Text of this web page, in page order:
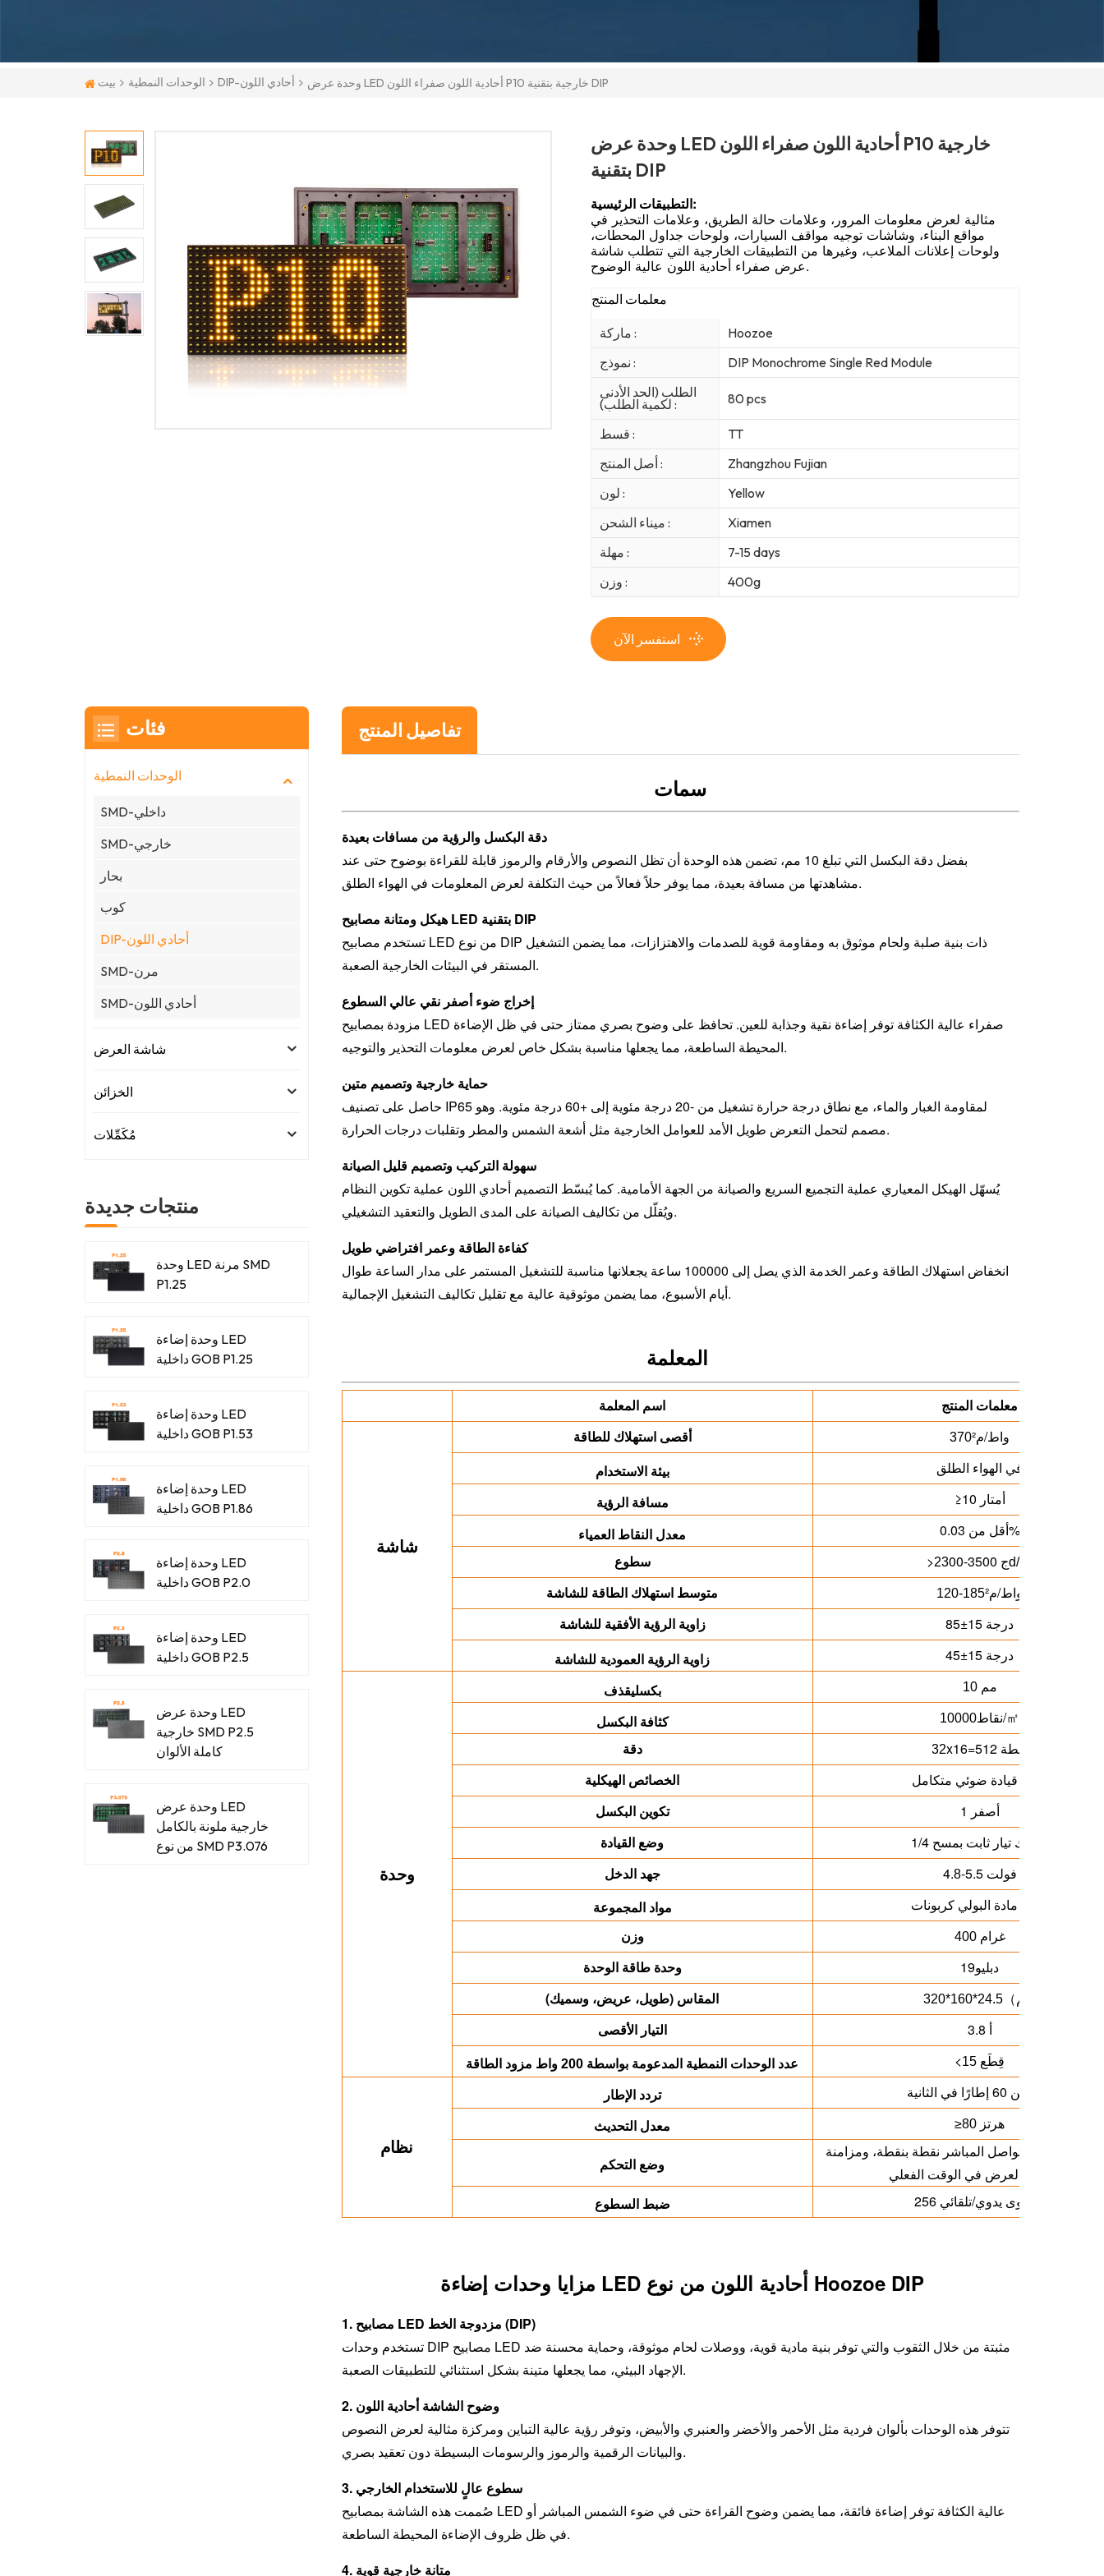
بيت الوحدات النمطية DIP-أحادي اللون وحدة عرض LED أحادية اللون صفراء اللون P10 خارجية بتقنية DIP
وحدة عرض LED أحادية اللون صفراء اللون P10 خارجية
بتقنية DIP
التطبيقات الرئيسية:
مثالية لعرض معلومات المرور، وعلامات حالة الطريق، وعلامات التحذير في
مواقع البناء، وشاشات توجيه مواقف السيارات، ولوحات جداول المحطات،
ولوحات إعلانات الملاعب، وغيرها من التطبيقات الخارجية التي تتطلب شاشة
عرض صفراء أحادية اللون عالية الوضوح.
معلمات المنتج
ماركة :
Hoozoe
نموذج :
DIP Monochrome Single Red Module
الطلب (الحد الأدنى
لكمية الطلب) : 80 pcs
قسط :
TT
أصل المنتج :
Zhangzhou Fujian
لون :
Yellow
ميناء الشحن :
Xiamen
مهلة :
7-15 days
وزن :
400g
استفسر الآن
تفاصيل المنتج
سمات
دقة البكسل والرؤية من مسافات بعيدة
بفضل دقة البكسل التي تبلغ 10 مم، تضمن هذه الوحدة أن تظل النصوص والأرقام والرموز قابلة للقراءة بوضوح حتى عند
مشاهدتها من مسافة بعيدة، مما يوفر حلاً فعالاً من حيث التكلفة لعرض المعلومات في الهواء الطلق.
هيكل ومتانة مصابيح LED بتقنية DIP
تستخدم مصابيح LED من نوع DIP ذات بنية صلبة ولحام موثوق به ومقاومة قوية للصدمات والاهتزازات، مما يضمن التشغيل
المستقر في البيئات الخارجية الصعبة.
إخراج ضوء أصفر نقي عالي السطوع
مزودة بمصابيح LED صفراء عالية الكثافة توفر إضاءة نقية وجذابة للعين. تحافظ على وضوح بصري ممتاز حتى في ظل الإضاءة
المحيطة الساطعة، مما يجعلها مناسبة بشكل خاص لعرض معلومات التحذير والتوجيه.
حماية خارجية وتصميم متين
حاصل على تصنيف IP65 لمقاومة الغبار والماء، مع نطاق درجة حرارة تشغيل من -20 درجة مئوية إلى +60 درجة مئوية. وهو
مصمم لتحمل التعرض طويل الأمد للعوامل الخارجية مثل أشعة الشمس والمطر وتقلبات درجات الحرارة.
سهولة التركيب وتصميم قليل الصيانة
يُسهّل الهيكل المعياري عملية التجميع السريع والصيانة من الجهة الأمامية. كما يُبسّط التصميم أحادي اللون عملية تكوين النظام
ويُقلّل من تكاليف الصيانة على المدى الطويل والتعقيد التشغيلي.
كفاءة الطاقة وعمر افتراضي طويل
انخفاض استهلاك الطاقة وعمر الخدمة الذي يصل إلى 100000 ساعة يجعلانها مناسبة للتشغيل المستمر على مدار الساعة طوال
أيام الأسبوع، مما يضمن موثوقية عالية مع تقليل تكاليف التشغيل الإجمالية.
المعلمة
اسم المعلمة معلمات المنتج
شاشة
أقصى استهلاك للطاقة 370 واط/م²
بيئة الاستخدام
في الهواء الطلق
مسافة الرؤية
≥10 أمتار
معدل النقاط العمياء
أقل من 0.03%
سطوع
>23 00-3500 جd/
متوسط ​​استهلاك الطاقة للشاشة 120-185 واط/م²
زاوية الرؤية الأفقية للشاشة
85±15 درجة
زاوية الرؤية العمودية للشاشة
45±15 درجة
وحدة
بكسليقذف 10 مم
كثافة البكسل 10000 نقاط/㎡
دقة 32
x16=512 نقطة
الخصائص الهيكلية
نظام قيادة ضوئي متكامل
تكوين البكسل
1 أصفر
وضع القيادة
محرك تيار ثابت بمسح 1/4
جهد الدخل
4.8
-5.5 فولت
مواد المجموعة
وزن
400 غرام
وحدة طاقة الوحدة 19دبليو
المقاس (طويل، عريض، وسميك) 320*160*24.5（
التيار الأقصى 3.8
عدد الوحدات النمطية المدعومة بواسطة 200 واط مزود الطاقة <15 قِطَع
نظام
تردد الإطار
أكثر من 60 إطارًا في الثانية
معدل التحديث
≥ 80 هرتز
وضع التحكم
الحاسوبي، والتواصل المباشر نقطة بنقطة، ومزامنة
الفيديو، والعرض في الوقت الفعلي
ضبط السطوع
256 مستوى يدوي/تلقائي
مزايا وحدات إضاءة LED أحادية اللون من نوع Hoozoe DIP
1. مصابيح LED مزدوجة الخط (DIP)
تستخدم وحدات DIP مصابيح LED مثبتة من خلال الثقوب والتي توفر بنية مادية قوية، ووصلات لحام موثوقة، وحماية محسنة ضد
الإجهاد البيئي، مما يجعلها متينة بشكل استثنائي للتطبيقات الصعبة.
2. وضوح الشاشة أحادية اللون
تتوفر هذه الوحدات بألوان فردية مثل الأحمر والأخضر والعنبري والأبيض، وتوفر رؤية عالية التباين ومركزة مثالية لعرض النصوص
والبيانات الرقمية والرموز والرسومات البسيطة دون تعقيد بصري.
3. سطوع عالٍ للاستخدام الخارجي
صُممت هذه الشاشة بمصابيح LED عالية الكثافة توفر إضاءة فائقة، مما يضمن وضوح القراءة حتى في ضوء الشمس المباشر أو
في ظل ظروف الإضاءة المحيطة الساطعة.
4. متانة خارجية قوية
فئات
الوحدات النمطية
SMD-داخلي
SMD-خارجي
بحار
كوب
DIP-أحادي اللون
SMD-مرن
SMD-أحادي اللون
شاشة العرض
الخزائن
مُكَمِّلات
منتجات جديدة
وحدة LED مرنة SMD
P1.25
وحدة إضاءة LED
داخلية GOB P1.25
وحدة إضاءة LED
داخلية GOB P1.53
وحدة إضاءة LED
داخلية GOB P1.86
وحدة إضاءة LED
داخلية GOB P2.0
وحدة إضاءة LED
داخلية GOB P2.5
وحدة عرض LED
خارجية SMD P2.5
كاملة الألوان
وحدة عرض LED
خارجية ملونة بالكامل
من نوع SMD P3.076